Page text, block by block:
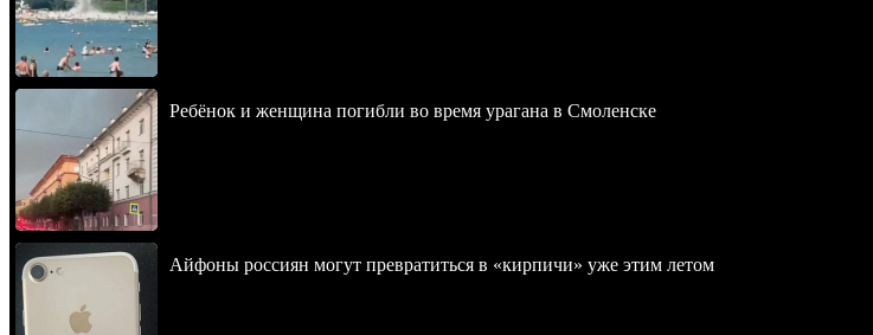
Ребёнок и женщина погибли во время урагана в Смоленске
Айфоны россиян могут превратиться в «кирпичи» уже этим летом